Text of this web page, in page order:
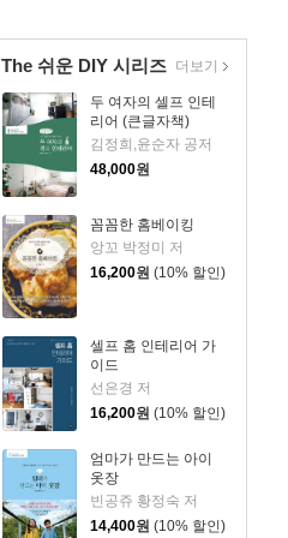
The 쉬운 DIY 시리즈
두 여자의 셀프 인테
리어 (큰글자책)
김정희,윤순자 공저
48,000원
꼼꼼한 홈베이킹
앙꼬 박정미 저
16,200원 (10% 할인)
셀프 홈 인테리어 가
이드
선은경 저
16,200원 (10% 할인)
엄마가 만드는 아이
옷장
빈공쥬 황정숙 저
14,400원 (10% 할인)
더보기